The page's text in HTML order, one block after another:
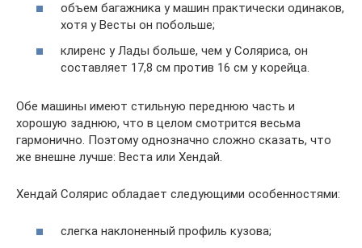
объем багажника у машин практически одинаков,
хотя у Весты он побольше;
клиренс у Лады больше, чем у Соляриса, он
составляет 17,8 см против 16 см у корейца.
Обе машины имеют стильную переднюю часть и
хорошую заднюю, что в целом смотрится весьма
гармонично. Поэтому однозначно сложно сказать, что
же внешне лучше: Веста или Хендай.
Хендай Солярис обладает следующими особенностями:
слегка наклоненный профиль кузова;